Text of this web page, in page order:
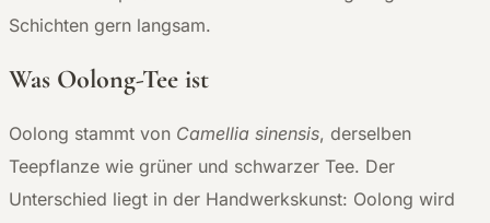
Schichten gern langsam.
Was Oolong-Tee ist
Oolong stammt von Camellia sinensis, derselben
Teepflanze wie grüner und schwarzer Tee. Der
Unterschied liegt in der Handwerkskunst: Oolong wird